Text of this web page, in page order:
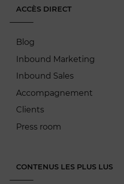
ACCÈS DIRECT
Blog
Inbound Marketing
Inbound Sales
Accompagnement
Clients
Press room
CONTENUS LES PLUS LUS